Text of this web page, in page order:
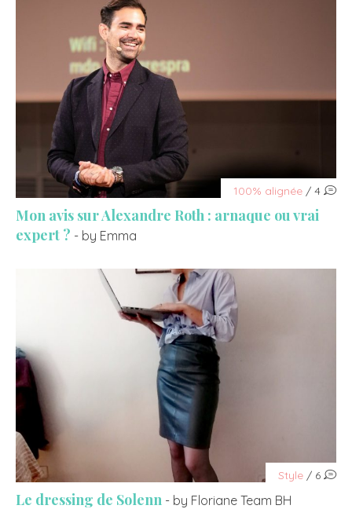
100% alignée / 4
Mon avis sur Alexandre Roth : arnaque ou vrai
expert ? - by Emma
Style / 6
Le dressing de Solenn - by Floriane Team BH